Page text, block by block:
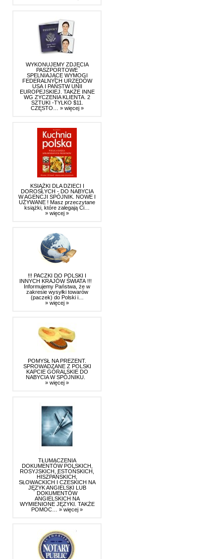
WYKONUJEMY ZDJĘCIA
PASZPORTOWE
SPELNIAJĄCE WYMOGI
FEDERALNYCH URZĘDÓW
USA I PAŃSTW UNII
EUROPEJSKIEJ. TAKŻE INNE
WG ZYCZENIA KLIENTA. 2
SZTUKI -TYLKO $11.
CZĘSTO… » więcej »
KSIĄŻKI DLA DZIECI I
DOROSŁYCH - DO NABYCIA
W AGENCJI SPÓJNIK. NOWE I
UŻYWANE ! Masz przeczytane
książki, które zalegają Ci…
» więcej »
!!! PACZKI DO POLSKI I
INNYCH KRAJÓW ŚWIATA !!!
Informujemy Państwa, że w
zakresie wysyłki towarów
(paczek) do Polski i…
» więcej »
POMYSŁ NA PREZENT.
SPROWADZANE Z POLSKI
KAPCIE GÓRALSKIE DO
NABYCIA W SPÓJNIKU.
» więcej »
TŁUMACZENIA
DOKUMENTÓW POLSKICH,
ROSYJSKICH, ESTOŃSKICH,
HISZPAŃSKICH,
SŁOWACKICH I CZESKICH NA
JĘZYK ANGIELSKI LUB
DOKUMENTÓW
ANGIELSKICH NA
WYMIENIONE JĘZYKI. TAKŻE
POMOC… » więcej »